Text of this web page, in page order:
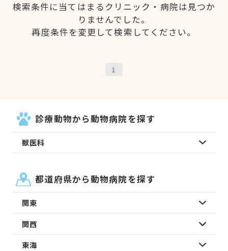
検索条件に当てはまるクリニック・病院は見つか
りませんでした。
再度条件を変更して検索してください。
1
診療動物から動物病院を探す
獣医科
都道府県から動物病院を探す
関東
関西
東海